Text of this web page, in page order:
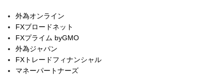
外為オンライン
FXブロードネット
FXプライム byGMO
外為ジャパン
FXトレードフィナンシャル
マネーパートナーズ